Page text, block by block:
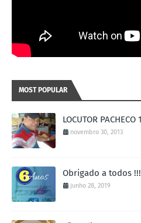
MOST POPULAR
LOCUTOR PACHECO
novembro 30, 2013
Obrigado a todos !!!
junho 28, 2019